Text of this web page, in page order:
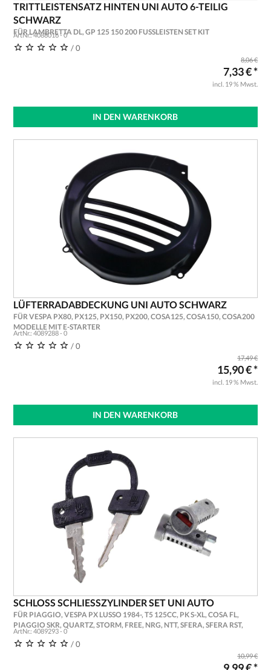
TRITTLEISTENSATZ HINTEN UNI AUTO 6-TEILIG
SCHWARZ
FÜR LAMBRETTA DL, GP 125 150 200 FUSSLEISTEN SET KIT
ArtNr.: 4088016 - 0
/ 0
8,06 €
7,33 € *
incl. 19 % Mwst.
IN DEN WARENKORB
LÜFTERRADABDECKUNG UNI AUTO SCHWARZ
FÜR VESPA PX80, PX125, PX150, PX200, COSA125, COSA150, COSA200
MODELLE MIT E-STARTER
ArtNr.: 4089288 - 0
/ 0
17,49 €
15,90 € *
incl. 19 % Mwst.
IN DEN WARENKORB
SCHLOSS SCHLIESSZYLINDER SET UNI AUTO
FÜR PIAGGIO, VESPA PX LUSSO 1984-, T5 125CC, PK S-XL, COSA FL,
PIAGGIO SKR, QUARTZ, STORM, FREE, NRG, NTT, SFERA, SFERA RST,
TPH, TPH X, TPH XR
ArtNr.: 4089293 - 0
/ 0
10,99 €